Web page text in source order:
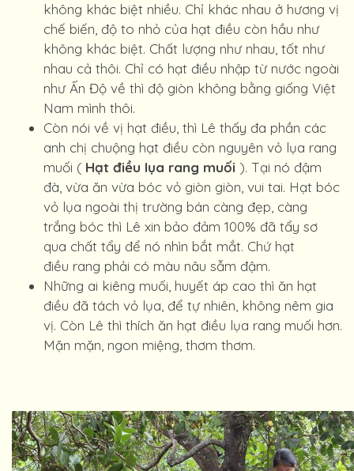
không khác biệt nhiều. Chỉ khác nhau ở hương vị
chế biến, độ to nhỏ của hạt điều còn hầu như
không khác biệt. Chất lượng như nhau, tốt như
nhau cả thôi. Chỉ có hạt điều nhập từ nước ngoài
như Ấn Độ về thì độ giòn không bằng giống Việt
Nam mình thôi.
Còn nói về vị hạt điều, thì Lê thấy đa phần các
anh chị chuộng hạt điều còn nguyên vỏ lụa rang
muối ( Hạt điều lụa rang muối ). Tại nó đậm
đà, vừa ăn vừa bóc vỏ giòn giòn, vui tai. Hạt bóc
vỏ lụa ngoài thị trường bán càng đẹp, càng
trắng bóc thì Lê xin bảo đảm 100% đã tẩy sơ
qua chất tẩy để nó nhìn bắt mắt. Chứ hạt
điều rang phải có màu nâu sẫm đậm.
Những ai kiêng muối, huyết áp cao thì ăn hạt
điều đã tách vỏ lụa, để tự nhiên, không nêm gia
vị. Còn Lê thì thích ăn hạt điều lụa rang muối hơn.
Mặn mặn, ngon miệng, thơm thơm.